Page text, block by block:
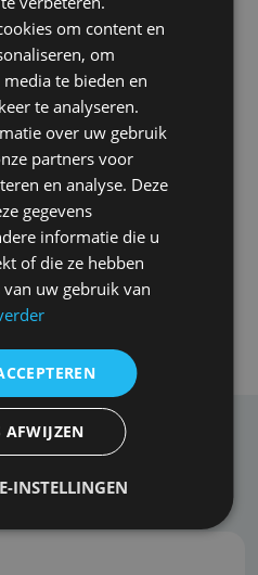
van een arbeidsdeskundige,
door opzet of roekeloosheid
door het gebruik van drugs
van alcohol of bij verkeerd
uitkering als er sprake is
of wanneer de premie niet
om content en
om
te bieden en
te analyseren.
over uw gebruik
partners voor
en analyse. Deze
gegevens
informatie die u
of die ze hebben
uw gebruik van
AFWIJZEN
INSTELLINGEN